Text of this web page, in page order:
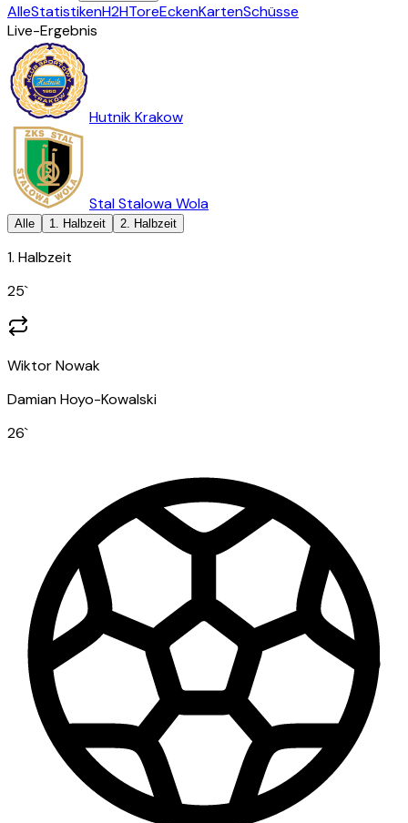
AlleStatistikenH2HToreEckenKartenSchüsse
Live-Ergebnis
Hutnik Krakow
Stal Stalowa Wola
Alle 1. Halbzeit 2. Halbzeit
1. Halbzeit
25`
Wiktor Nowak
Damian Hoyo-Kowalski
26`